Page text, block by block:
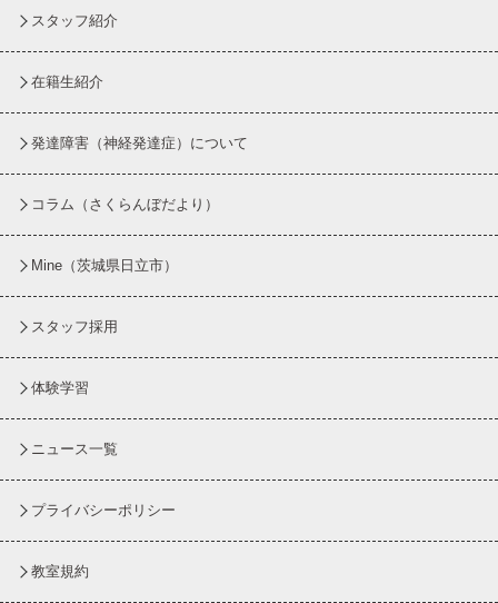
スタッフ紹介
在籍生紹介
発達障害（神経発達症）について
コラム （さくらんぼだより）
Mine（茨城県日立市）
スタッフ採用
体験学習
ニュース一覧
プライバシーポリシー
教室規約